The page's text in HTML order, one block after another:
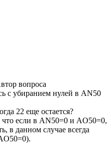
вопроса
с убиранием нулей в AN50
22 еще остается?
что если в AN50=0 и AO50=0,
в данном случае всегда